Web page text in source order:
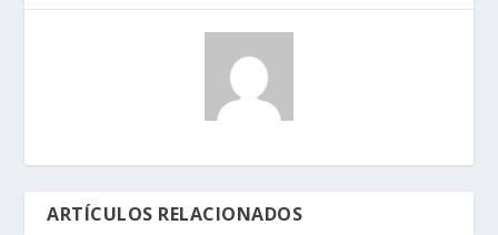
ARTÍCULOS RELACIONADOS